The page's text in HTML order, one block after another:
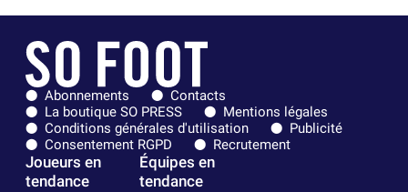
Abonnements
Contacts
La boutique SO PRESS
Mentions légales
Conditions générales d'utilisation
Publicité
Consentement RGPD
Recrutement
Joueurs en
tendance
Équipes en
tendance